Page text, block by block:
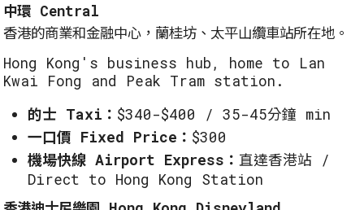
中環 Central
香港的商業和金融中心，蘭桂坊、太平山纜車站所在地。
Hong Kong's business hub, home to Lan
Kwai Fong and Peak Tram station.
的士 Taxi： $340-$400 / 35-45分鐘 min
一口價 Fixed Price： $300
機場快線 Airport Express：直達香港站 /
Direct to Hong Kong Station